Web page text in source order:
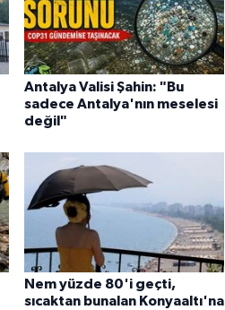
Antalya Valisi Şahin: "Bu
sadece Antalya'nın meselesi
değil"
Nem yüzde 80'i geçti,
sıcaktan bunalan Konyaaltı'na